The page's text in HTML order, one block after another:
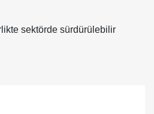
sektörde sürdürülebilir